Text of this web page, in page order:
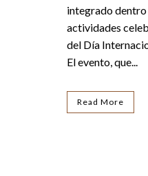
integrado
actividades
del Día
El evento, que...
Read More